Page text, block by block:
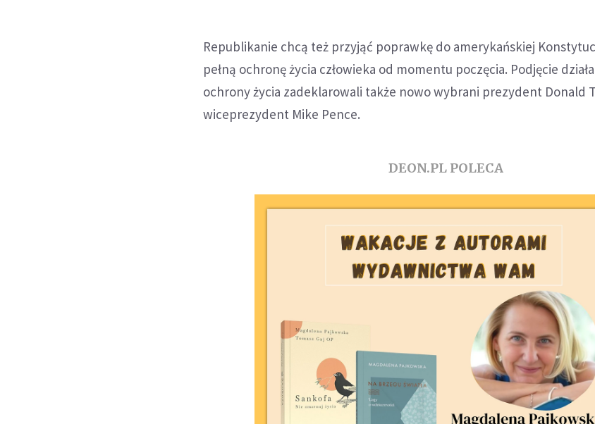
Republikanie chcą też przyjąć poprawkę do amerykańskiej
pełną ochronę życia człowieka od momentu poczęcia. Podjęcie
ochrony życia zadeklarowali także nowo wybrani prezydent Donald
wiceprezydent Mike Pence.
DEON.PL POLECA